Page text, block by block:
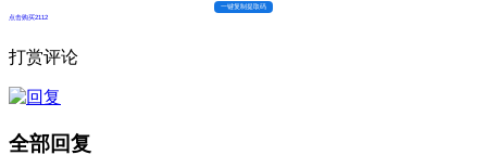
一键复制提取码
点击购买2112
打赏评论
全部回复